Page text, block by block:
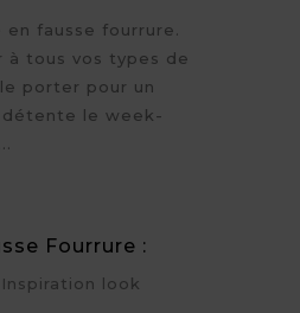
fausse fourrure.
à tous vos types de
porter pour un
détente le week-
Fourrure :
Inspiration look